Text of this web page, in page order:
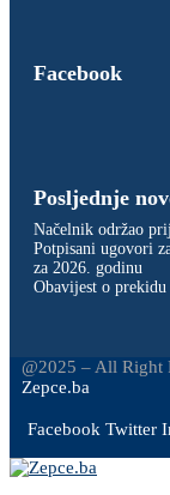
Facebook
Posljednje
Načelnik održao
Potpisani ugovori
za 2026. godinu
Obavijest o
@2025 – All Right
Zepce.ba
Facebook Twitter